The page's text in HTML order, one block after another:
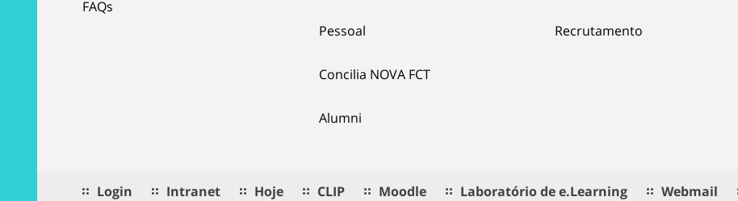
FAQs
Pessoal
Concilia NOVA FCT
Alumni
Recrutamento
Login Intranet Hoje CLIP Moodle Laboratório de e.Learning Webmail